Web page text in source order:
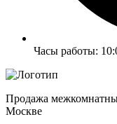
Часы работы:
Продажа
Москве